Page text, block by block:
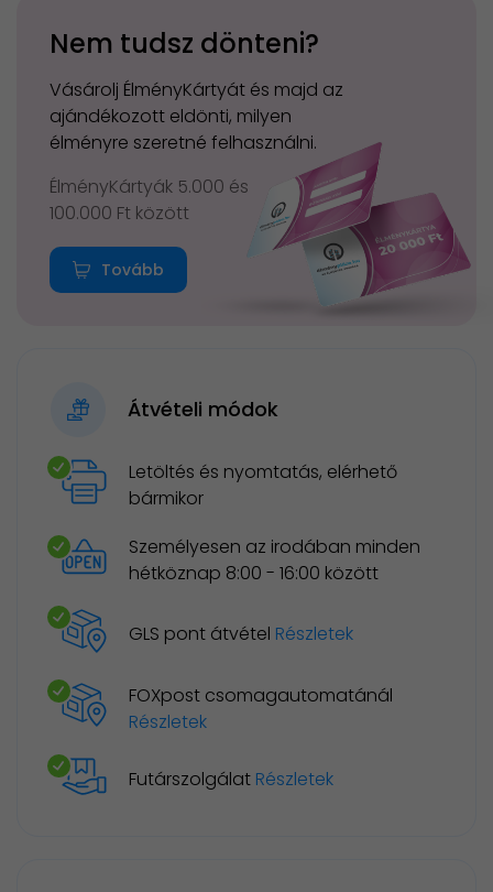
Nem tudsz dönteni?
Vásárolj ÉlményKártyát és majd az
ajándékozott eldönti, milyen
élményre szeretné felhasználni.
ÉlményKártyák 5.000 és
100.000 Ft között
Tovább
Átvételi módok
Letöltés és nyomtatás, elérhető
bármikor
Személyesen az irodában minden
hétköznap 8:00 - 16:00 között
GLS pont átvétel Részletek
FOXpost csomagautomatánál
Részletek
Futárszolgálat Részletek